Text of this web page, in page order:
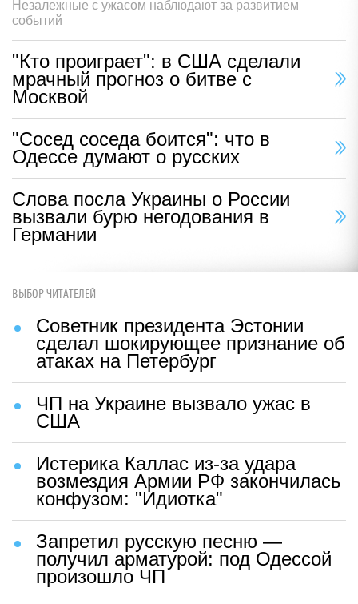
Незалежные с ужасом наблюдают за развитием
событий
"Кто проиграет": в США сделали
мрачный прогноз о битве с
Москвой
"Сосед соседа боится": что в
Одессе думают о русских
Слова посла Украины о России
вызвали бурю негодования в
Германии
ВЫБОР ЧИТАТЕЛЕЙ
Советник президента Эстонии
сделал шокирующее признание об
атаках на Петербург
ЧП на Украине вызвало ужас в
США
Истерика Каллас из-за удара
возмездия Армии РФ закончилась
конфузом: "Идиотка"
Запретил русскую песню —
получил арматурой: под Одессой
произошло ЧП